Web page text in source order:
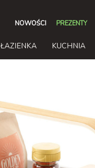
NOWOŚCI PREZENTY
ŁAZIENKA KUCHNIA